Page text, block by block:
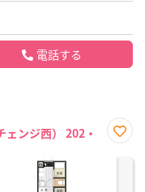
電話する
ンジ西） 202・
に入